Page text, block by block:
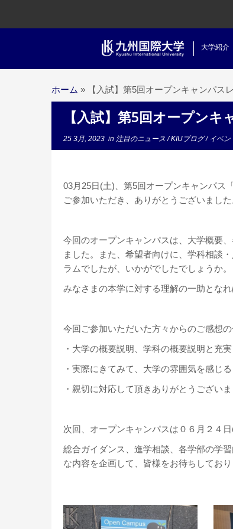
大学紹介
ホーム » 【入試】第5回オープンキャンパス
【入試】第5回オープンキ
25 3月, 2023 in 注目のニュース/KIUブログ/ イベ
03月25日(土)、第5回オープンキャンパス
ご参加いただき、ありがとうございました
今回のオープンキャンパスは、大学概要
ました。また、希望者向けに、学科相談
ラムでしたが、いかがでしたでしょうか。
みなさまの本学に対する理解の一助となれ
今回ご参加いただいた方々からのご感想の
・大学の概要説明、学科の概要説明と充
・実際にきてみて、大学の雰囲気を感じ
・親切に対応して頂きありがとうござい
次回、オープンキャンパスは０６月２４日
総合ガイダンス、進学相談、各学部の学
な内容を企画して、皆様をお待ちしてお